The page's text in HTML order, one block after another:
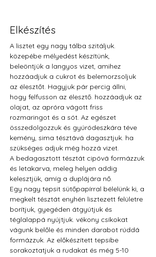
Elkészítés
A lisztet egy nagy tálba szitáljuk.
közepébe mélyedést készítünk,
beleöntjük a langyos vizet, amihez
hozzáadjuk a cukrot és belemorzsoljuk
az élesztőt. Hagyjuk pár percig állni,
hogy felfusson az élesztő. hozzáadjuk az
olajat, az apróra vágott friss
rozmaringot és a sót. Az egészet
összedolgozzuk és gyúródeszkára téve
kemény, sima tésztává dagasztjuk. ha
szükséges adjuk még hozzá vizet.
A bedagasztott tésztát cipóvá formázzuk
és letakarva, meleg helyen addig
kelesztjük, amíg a duplájára nő.
Egy nagy tepsit sütőpapírral bélelünk ki, a
megkelt tésztát enyhén lisztezett felületre
borítjuk, gyegéden átgyútjuk és
téglalappá nyújtjuk. vékony csíkokat
vágunk belőle és minden darabot rúddá
formázzuk. Az előkészített tepsibe
sorakoztatjuk a rudakat és még 5-10